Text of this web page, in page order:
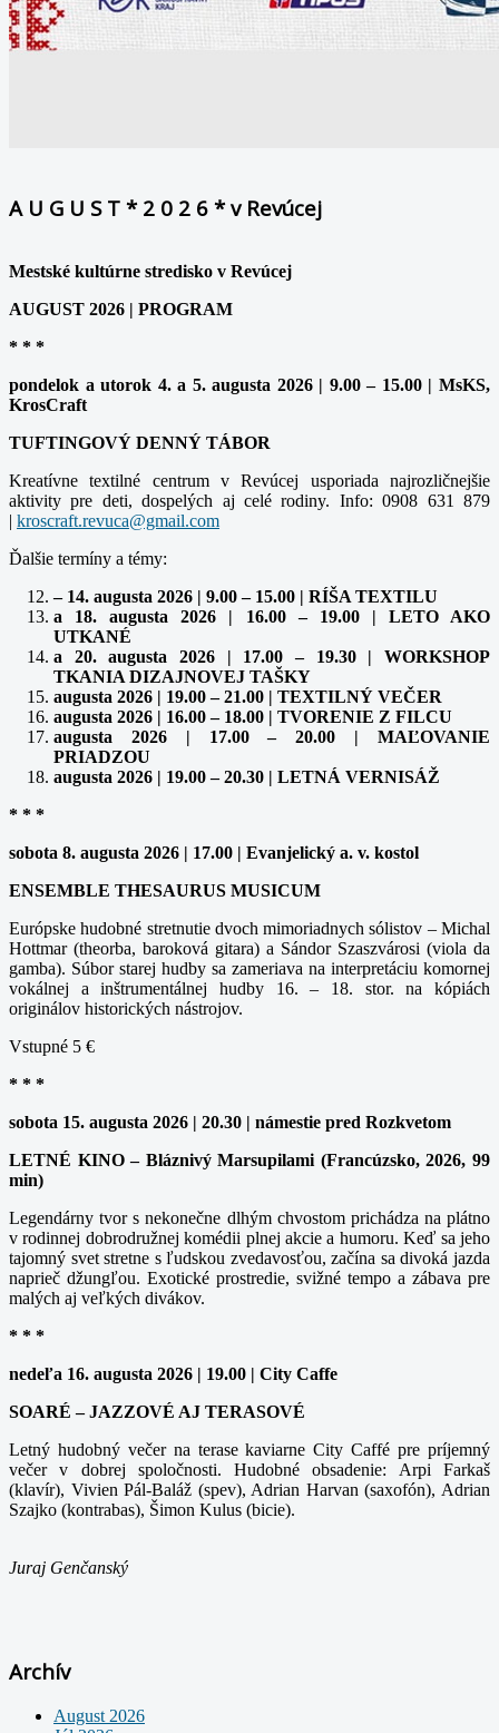
A U G U S T * 2 0 2 6 * v Revúcej
Mestské kultúrne stredisko v Revúcej
AUGUST 2026 | PROGRAM
* * *
pondelok a utorok 4. a 5. augusta 2026 | 9.00 – 15.00 | MsKS,
KrosCraft
TUFTINGOVÝ DENNÝ TÁBOR
Kreatívne textilné centrum v Revúcej usporiada najrozličnejšie
aktivity pre deti, dospelých aj celé rodiny. Info: 0908 631 879
|
Ďalšie termíny a témy:
– 14. augusta 2026 | 9.00 – 15.00 | RÍŠA TEXTILU
a 18. augusta 2026 | 16.00 – 19.00 | LETO AKO
UTKANÉ
a 20. augusta 2026 | 17.00 – 19.30 | WORKSHOP
TKANIA DIZAJNOVEJ TAŠKY
augusta 2026 | 19.00 – 21.00 | TEXTILNÝ VEČER
augusta 2026 | 16.00 – 18.00 | TVORENIE Z FILCU
augusta 2026 | 17.00 – 20.00 | MAĽOVANIE
PRIADZOU
augusta 2026 | 19.00 – 20.30 | LETNÁ VERNISÁŽ
* * *
sobota 8. augusta 2026 | 17.00 | Evanjelický a. v. kostol
ENSEMBLE THESAURUS MUSICUM
Európske hudobné stretnutie dvoch mimoriadnych sólistov – Michal
Hottmar (theorba, baroková gitara) a Sándor Szaszvárosi (viola da
gamba). Súbor starej hudby sa zameriava na interpretáciu komornej
vokálnej a inštrumentálnej hudby 16. – 18. stor. na kópiách
originálov historických nástrojov.
Vstupné 5 €
* * *
sobota 15. augusta 2026 | 20.30 | námestie pred Rozkvetom
LETNÉ KINO – Bláznivý Marsupilami (Francúzsko, 2026, 99
min)
Legendárny tvor s nekonečne dlhým chvostom prichádza na plátno
v rodinnej dobrodružnej komédii plnej akcie a humoru. Keď sa jeho
tajomný svet stretne s ľudskou zvedavosťou, začína sa divoká jazda
naprieč džungľou. Exotické prostredie, svižné tempo a zábava pre
malých aj veľkých divákov.
* * *
nedeľa 16. augusta 2026 | 19.00 | City Caffe
SOARÉ – JAZZOVÉ AJ TERASOVÉ
Letný hudobný večer na terase kaviarne City Caffé pre príjemný
večer v dobrej spoločnosti. Hudobné obsadenie: Arpi Farkaš
(klavír), Vivien Pál-Baláž (spev), Adrian Harvan (saxofón), Adrian
Szajko (kontrabas), Šimon Kulus (bicie).
Juraj Genčanský
Archív
August 2026